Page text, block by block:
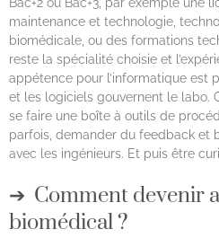
maintenance et technologie,
biomédicale, ou des formations
reste la spécialité choisie et
appétence pour l’informatique est
et les logiciels gouvernent le labo.
se faire une boîte à outils de
parfois, demander du feedback et
avec les ingénieurs. Et puis être
Comment devenir
biomédical ?